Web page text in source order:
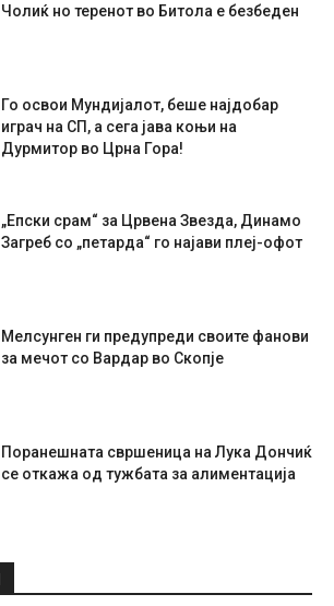
Чолиќ но теренот во Битола е безбеден
Го освои Мундијалот, беше најдобар
играч на СП, а сега јава коњи на
Дурмитор во Црна Гора!
„Епски срам“ за Црвена Звезда, Динамо
Загреб со „петарда“ го најави плеј-офот
Мелсунген ги предупреди своите фанови
за мечот со Вардар во Скопје
Поранешната свршеница на Лука Дончиќ
се откажа од тужбата за алиментација